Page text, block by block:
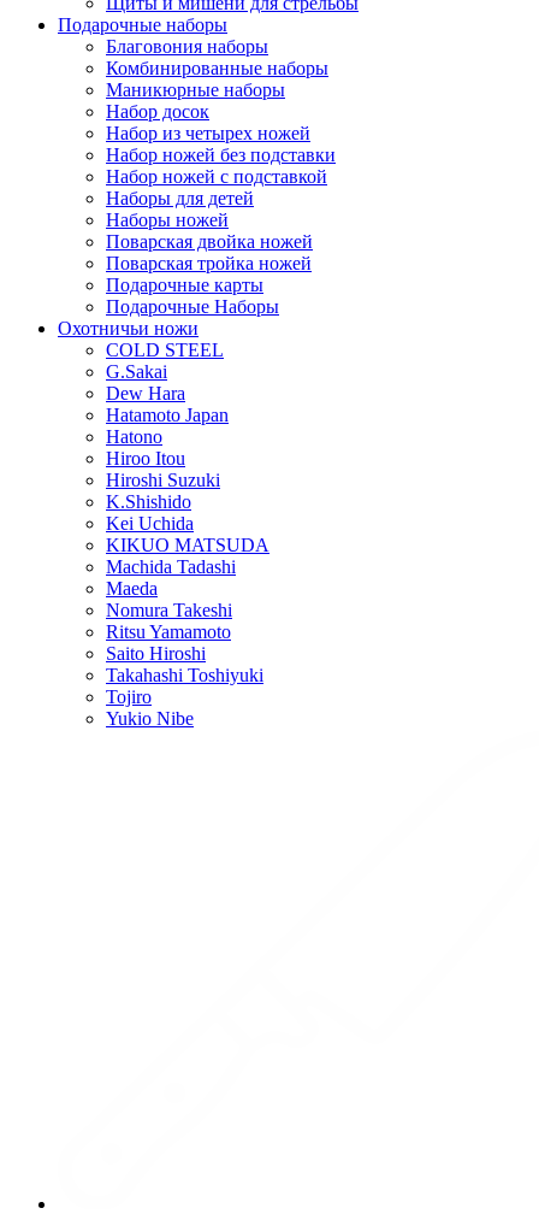
Подарочные наборы
Благовония наборы
Комбинированные наборы
Маникюрные наборы
Набор досок
Набор из четырех ножей
Набор ножей без подставки
Набор ножей с подставкой
Наборы для детей
Наборы ножей
Поварская двойка ножей
Поварская тройка ножей
Подарочные карты
Подарочные Наборы
Охотничьи ножи
COLD STEEL
G.Sakai
Dew Hara
Hatamoto Japan
Hatono
Hiroo Itou
Hiroshi Suzuki
K.Shishido
Kei Uchida
KIKUO MATSUDA
Machida Tadashi
Maeda
Nomura Takeshi
Ritsu Yamamoto
Saito Hiroshi
Takahashi Toshiyuki
Tojiro
Yukio Nibe